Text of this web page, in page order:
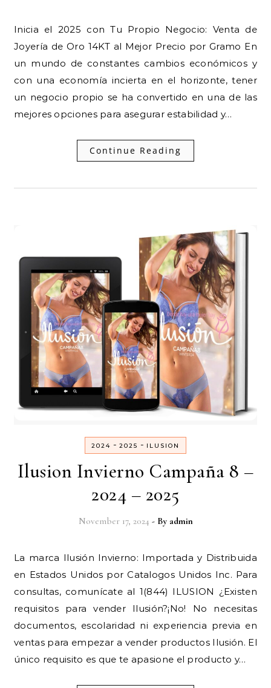
Inicia el 2025 con Tu Propio Negocio: Venta de
Joyería de Oro 14KT al Mejor Precio por Gramo En
un mundo de constantes cambios económicos y
con una economía incierta en el horizonte, tener
un negocio propio se ha convertido en una de las
mejores opciones para asegurar estabilidad y…
Continue Reading
2024 - 2025 - ILUSION
Ilusion Invierno Campaña 8 –
2024 – 2025
November 17, 2024 - By admin
La marca Ilusión Invierno: Importada y Distribuida
en Estados Unidos por Catalogos Unidos Inc. Para
consultas, comunícate al 1(844) ILUSION ¿Existen
requisitos para vender Ilusión?¡No! No necesitas
documentos, escolaridad ni experiencia previa en
ventas para empezar a vender productos Ilusión. El
único requisito es que te apasione el producto y…